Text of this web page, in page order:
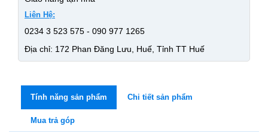
Liên Hệ:
0234 3 523 575 - 090 977 1265
Địa chỉ: 172 Phan Đăng Lưu, Huế, Tỉnh TT Huế
Tính năng sản phẩm Chi tiết sản phẩm
Mua trả góp